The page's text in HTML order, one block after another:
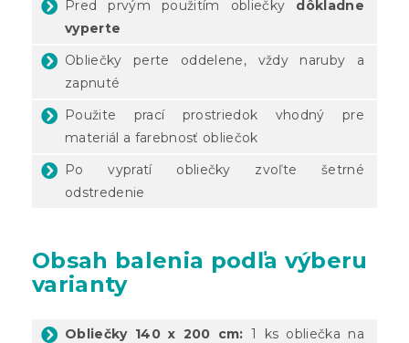
Pred prvým použitím obliečky dôkladne
vyperte
Obliečky perte oddelene, vždy naruby a
zapnuté
Použite prací prostriedok vhodný pre
materiál a farebnosť obliečok
Po vypratí obliečky zvoľte šetrné
odstredenie
Obsah balenia podľa výberu
varianty
Obliečky 140 x 200 cm: 1 ks obliečka na